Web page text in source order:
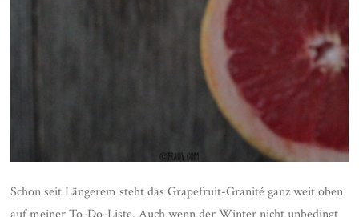
Schon seit Längerem steht das Grapefruit-Granité ganz weit oben